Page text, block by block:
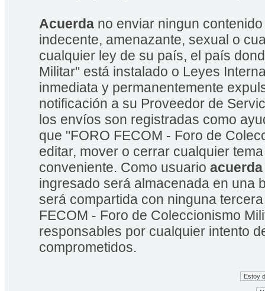
Acuerda no enviar ningun
indecente, amenazante, sexual o
cualquier ley de su país, el país
Militar" está instalado o Leyes
inmediata y permanentemente
notificación a su Proveedor de
los envíos son registradas como
que "FORO FECOM - Foro de
editar, mover o cerrar cualquier
conveniente. Como usuario acuerda
ingresado será almacenada en una
será compartida con ninguna
FECOM - Foro de Coleccionismo
responsables por cualquier intento
comprometidos.